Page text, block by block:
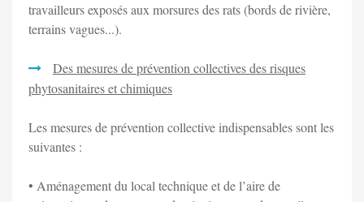
travailleurs exposés aux morsures des rats (bords de rivière,
terrains vagues...).
Des mesures de prévention collectives des risques
phytosanitaires et chimiques
Les mesures de prévention collective indispensables sont les
suivantes :
• Aménagement du local technique et de l’aire de